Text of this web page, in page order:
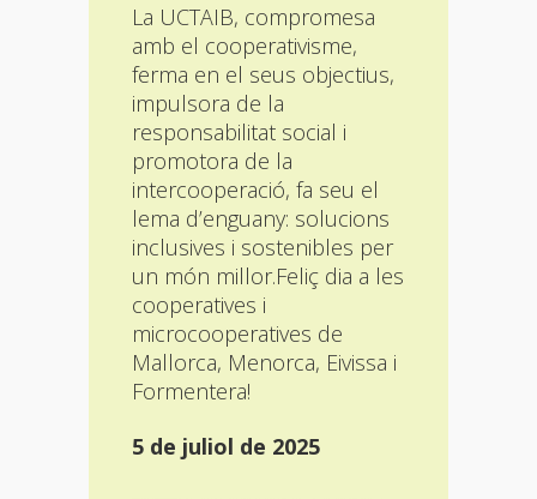
La UCTAIB, compromesa
amb el cooperativisme,
ferma en el seus objectius,
impulsora de la
responsabilitat social i
promotora de la
intercooperació, fa seu el
lema d’enguany: solucions
inclusives i sostenibles per
un món millor.Feliç dia a les
cooperatives i
microcooperatives de
Mallorca, Menorca, Eivissa i
Formentera!
5 de juliol de 2025